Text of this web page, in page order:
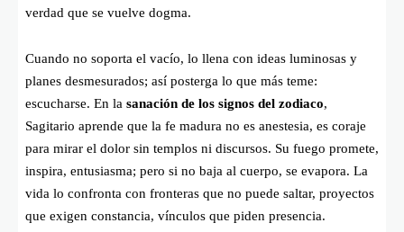
verdad que se vuelve dogma.
Cuando no soporta el vacío, lo llena con ideas luminosas y
planes desmesurados; así posterga lo que más teme:
escucharse. En la sanación de los signos del zodiaco,
Sagitario aprende que la fe madura no es anestesia, es coraje
para mirar el dolor sin templos ni discursos. Su fuego promete,
inspira, entusiasma; pero si no baja al cuerpo, se evapora. La
vida lo confronta con fronteras que no puede saltar, proyectos
que exigen constancia, vínculos que piden presencia.